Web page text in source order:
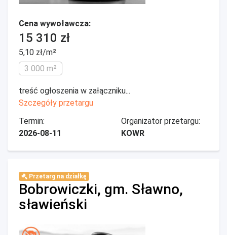
Cena wywoławcza:
15 310 zł
5,10 zł/m²
3 000 m²
treść ogłoszenia w załączniku...
Szczegóły przetargu
Termin:
2026-08-11
Organizator przetargu:
KOWR
Przetarg na działkę
Bobrowiczki, gm. Sławno,
sławieński